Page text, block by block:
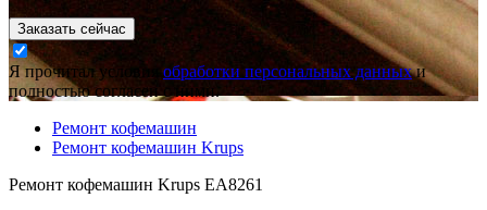
Заказать сейчас
Я прочитал условия обработки персональных данныхи
полностью согласен с ними.
Ремонт кофемашин
Ремонт кофемашин Krups
Ремонт кофемашин Krups EA8261